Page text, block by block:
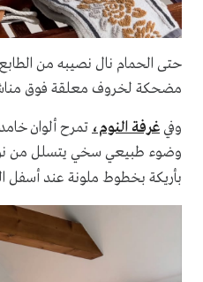
حتى الحمام نال نصيبه من
مضحكة لخروف معلقة فوق
وفي غرفة النوم،تمرح ألوان
وضوء طبيعي سخي يتسلل من
بأريكة بخطوط ملونة عند أسفل